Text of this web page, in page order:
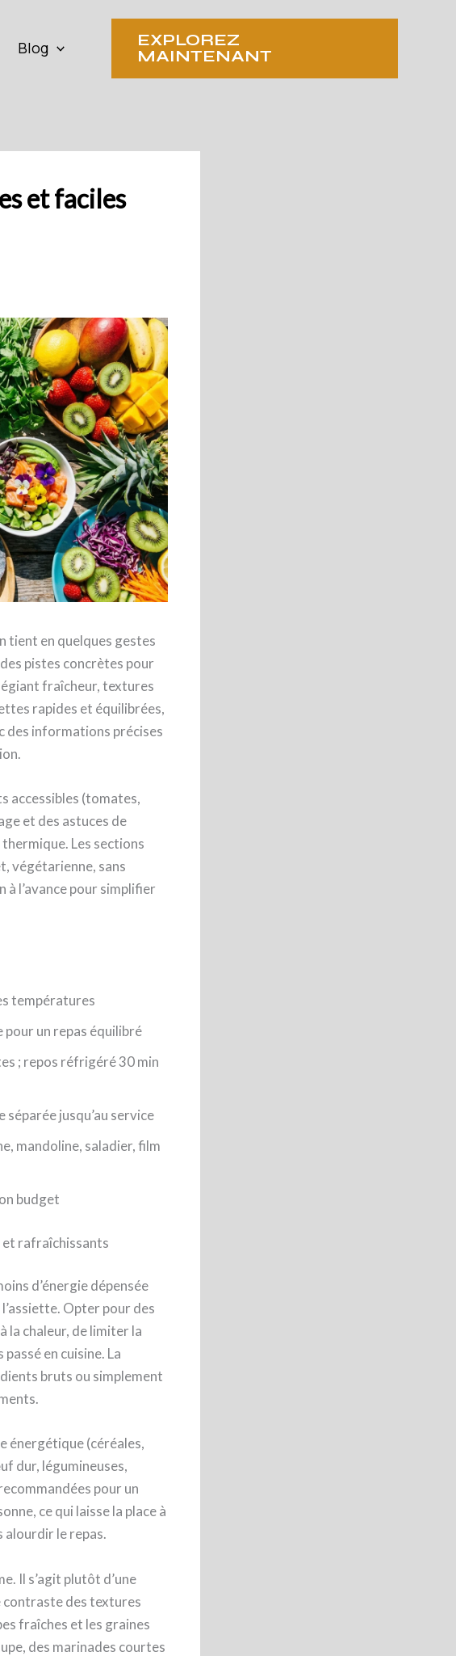
Blog
EXPLOREZ
MAINTENANT
et faciles
tient en quelques gestes
pistes concrètes pour
fraîcheur, textures
rapides et équilibrées,
des informations précises
accessibles (tomates,
et des astuces de
Les sections
végétarienne, sans
l’avance pour simplifier
températures
pour un repas équilibré
; repos réfrigéré 30 min
jusqu’au service
mandoline, saladier, film
budget
et rafraîchissants
d’énergie dépensée
Opter pour des
la chaleur, de limiter la
en cuisine. La
bruts ou simplement
énergétique (céréales,
dur, légumineuses,
pour un
ce qui laisse la place à
alourdir le repas.
Il s’agit plutôt d’une
contraste des textures
fraîches et les graines
des marinades courtes